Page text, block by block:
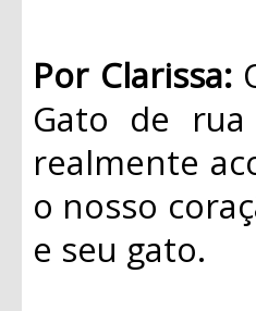
Por Clarissa:
Gato de
realmente
o nosso
e seu gato.